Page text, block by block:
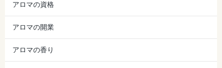
アロマの資格
アロマの開業
アロマの香り